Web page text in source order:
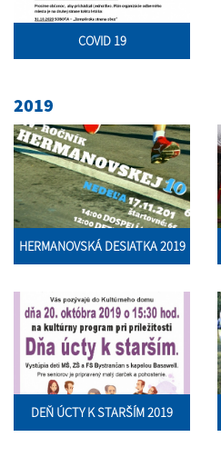
COVID 19
2019
HERMANOVSKÁ DESIATKA 2019
DEŇ ÚCTY K STARŠÍM 2019